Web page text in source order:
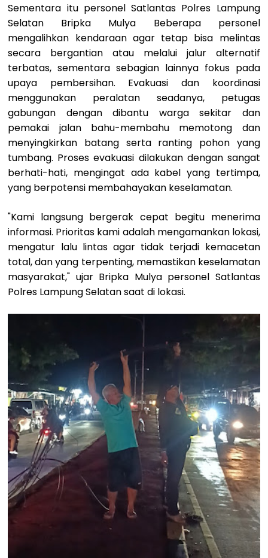
Sementara itu personel Satlantas Polres Lampung
Selatan Bripka Mulya Beberapa personel
mengalihkan kendaraan agar tetap bisa melintas
secara bergantian atau melalui jalur alternatif
terbatas, sementara sebagian lainnya fokus pada
upaya pembersihan. ​Evakuasi dan koordinasi
menggunakan peralatan seadanya, petugas
gabungan dengan dibantu warga sekitar dan
pemakai jalan bahu-membahu memotong dan
menyingkirkan batang serta ranting pohon yang
tumbang. Proses evakuasi dilakukan dengan sangat
berhati-hati, mengingat ada kabel yang tertimpa,
yang berpotensi membahayakan keselamatan.
​"Kami langsung bergerak cepat begitu menerima
informasi. Prioritas kami adalah mengamankan lokasi,
mengatur lalu lintas agar tidak terjadi kemacetan
total, dan yang terpenting, memastikan keselamatan
masyarakat," ujar Bripka Mulya personel Satlantas
Polres Lampung Selatan saat di lokasi.